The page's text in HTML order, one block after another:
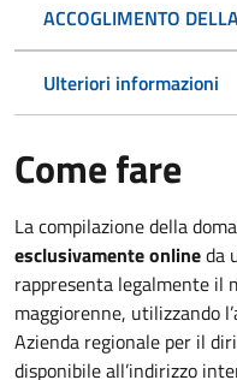
ACCOGLIMENTO
Ulteriori informazioni
Come fare
La compilazione della
esclusivamente onlineda
rappresenta legalmente il
maggiorenne, utilizzando
Azienda regionale per il
disponibile all’indirizzo